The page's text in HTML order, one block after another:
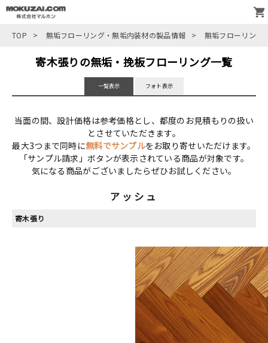
TOP > 無垢フローリング・無垢内装材の製品情報 > 無垢フローリング
寄木張りの無垢・挽板フローリング一覧
一覧表示 フォト表示
当面の間、設計価格は参考価格とし、都度のお見積もりの扱い
とさせていただきます。
最大3つまで同時に無料でサンプルをお取り寄せいただけます。
「サンプル請求」ボタンが表示されている商品が対象です。
気になる商品がございましたらぜひお試しください。
アッシュ
寄木張り